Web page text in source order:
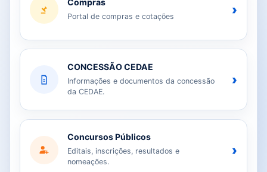
Portal de compras e cotações ›
CONCESSÃO CEDAE
Informações e documentos da concessão
da CEDAE.
›
Concursos Públicos
Editais, inscrições, resultados e
nomeações.
›